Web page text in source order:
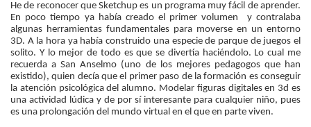
He de reconocer que Sketchup es un programa muy fácil de aprender.
En poco tiempo ya había creado el primer volumen y contralaba
algunas herramientas fundamentales para moverse en un entorno
3D. A la hora ya había construido una especie de parque de juegos el
solito. Y lo mejor de todo es que se divertía haciéndolo. Lo cual me
recuerda a San Anselmo (uno de los mejores pedagogos que han
existido), quien decía que el primer paso de la formación es conseguir
la atención psicológica del alumno. Modelar figuras digitales en 3d es
una actividad lúdica y de por sí interesante para cualquier niño, pues
es una prolongación del mundo virtual en el que en parte viven.